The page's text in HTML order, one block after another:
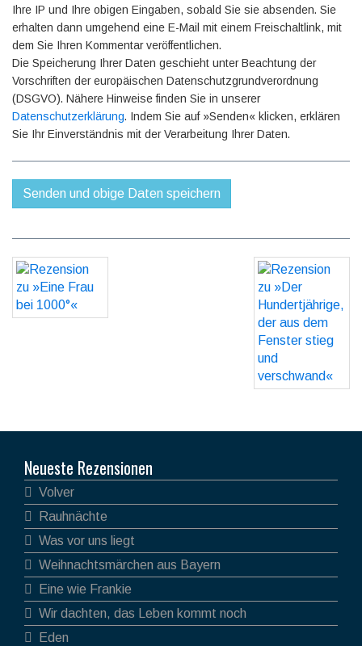
Ihre IP und Ihre obigen Eingaben, sobald Sie sie absenden. Sie
erhalten dann umgehend eine E-Mail mit einem Freischaltlink, mit
dem Sie Ihren Kommentar veröffentlichen.
Die Speicherung Ihrer Daten geschieht unter Beachtung der
Vorschriften der europäischen Datenschutzgrundverordnung
(DSGVO). Nähere Hinweise finden Sie in unserer
Datenschutzerklärung. Indem Sie auf »Senden« klicken, erklären
Sie Ihr Einverständnis mit der Verarbeitung Ihrer Daten.
Neueste Rezensionen
Volver
Rauhnächte
Was vor uns liegt
Weihnachtsmärchen aus Bayern
Eine wie Frankie
Wir dachten, das Leben kommt noch
Eden